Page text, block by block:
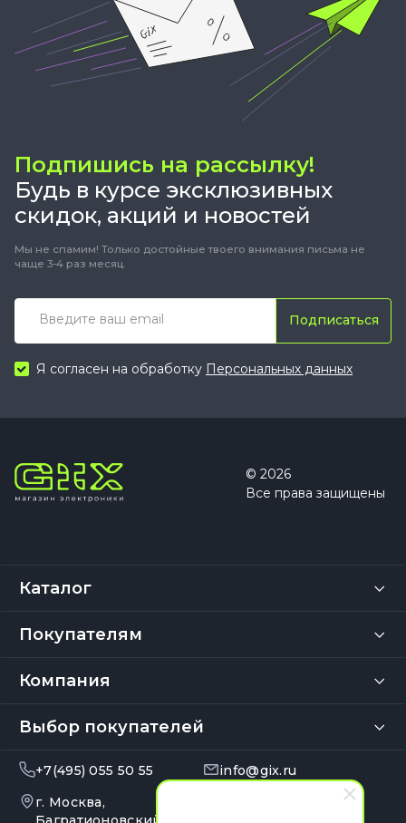
Подпишись на рассылку!
Будь в курсе эксклюзивных
скидок, акций и новостей
Мы не спамим! Только достойные твоего внимания письма не
чаще 3-4 раз месяц.
Подписаться
Я согласен на обработку Персональных данных
© 2026
Все права защищены
Каталог
Покупателям
Компания
Выбор покупателей
+7(495) 055 50 55
info@gix.ru
г. Москва,